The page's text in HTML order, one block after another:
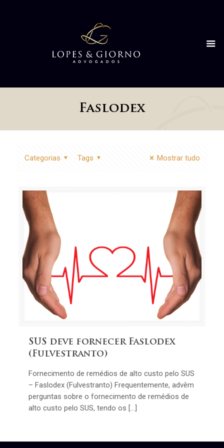
Faslodex
Categorias Tags Mostrar tudo
SUS deve fornecer Faslodex
(Fulvestranto)
Fornecimento de remédios de alto custo pelo SUS
– Faslodex (Fulvestranto) Frequentemente, advêm
perguntas sobre o fornecimento de remédios de
alto custo pelo SUS, tendo os […]